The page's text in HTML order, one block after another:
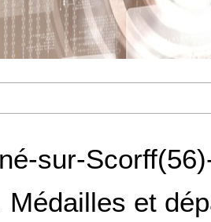
sur-
Médailles et